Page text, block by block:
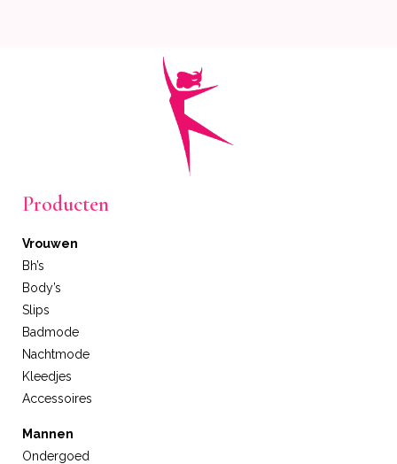
Producten
Vrouwen
Bh’s
Body’s
Slips
Badmode
Nachtmode
Kleedjes
Accessoires
Mannen
Ondergoed